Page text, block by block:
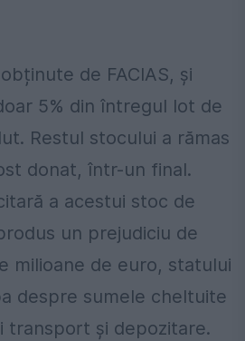
de FACIAS, și
5% din întregul lot de
Restul stocului a rămas
donat, într-un final.
a acestui stoc de
un prejudiciu de
milioane de euro, statului
despre sumele cheltuite
transport și depozitare.